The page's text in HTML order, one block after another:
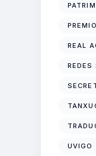
PREMIO
REAL
REDES
UVIGO